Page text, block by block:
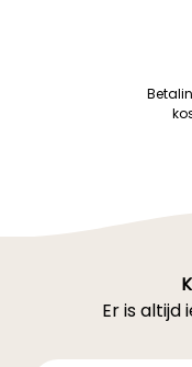
Er is altijd